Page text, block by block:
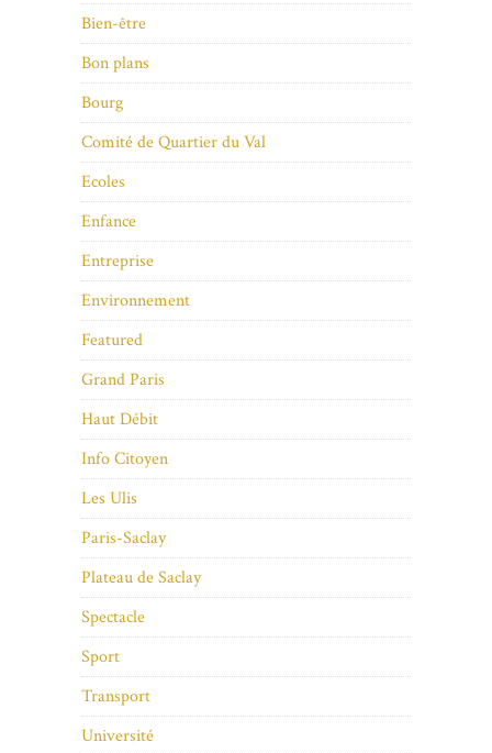
Bien-être
Bon plans
Bourg
Comité de Quartier du Val
Ecoles
Enfance
Entreprise
Environnement
Featured
Grand Paris
Haut Débit
Info Citoyen
Les Ulis
Paris-Saclay
Plateau de Saclay
Spectacle
Sport
Transport
Université